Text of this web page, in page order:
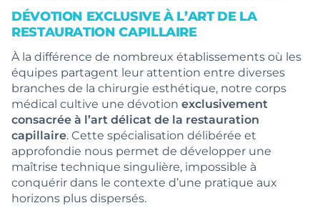
DÉVOTION EXCLUSIVE À L’ART DE LA
RESTAURATION CAPILLAIRE
À la différence de nombreux établissements où les
équipes partagent leur attention entre diverses
branches de la chirurgie esthétique, notre corps
médical cultive une dévotion exclusivement
consacrée à l’art délicat de la restauration
capillaire. Cette spécialisation délibérée et
approfondie nous permet de développer une
maîtrise technique singulière, impossible à
conquérir dans le contexte d’une pratique aux
horizons plus dispersés.